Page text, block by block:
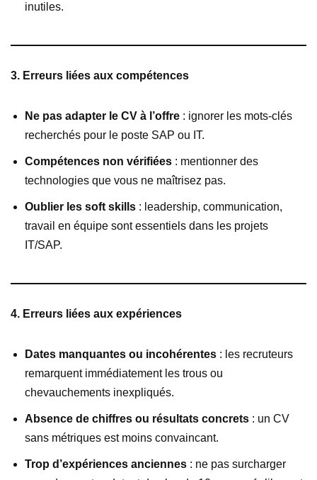
inutiles.
3. Erreurs liées aux compétences
Ne pas adapter le CV à l’offre : ignorer les mots-clés
recherchés pour le poste SAP ou IT.
Compétences non vérifiées : mentionner des
technologies que vous ne maîtrisez pas.
Oublier les soft skills : leadership, communication,
travail en équipe sont essentiels dans les projets
IT/SAP.
4. Erreurs liées aux expériences
Dates manquantes ou incohérentes : les recruteurs
remarquent immédiatement les trous ou
chevauchements inexpliqués.
Absence de chiffres ou résultats concrets : un CV
sans métriques est moins convaincant.
Trop d’expériences anciennes : ne pas surcharger